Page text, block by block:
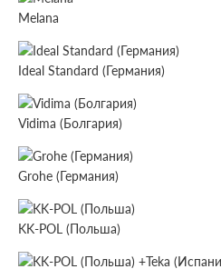
Melana
Ideal Standard (Германия)
Vidima (Болгария)
Grohe (Германия)
KK-POL (Польша)